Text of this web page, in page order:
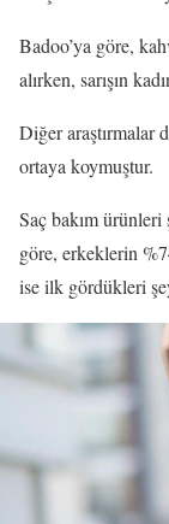
Badoo’ya göre,
alırken, sarışın
Diğer araştırmalar
ortaya koymuştur.
Saç bakım ürünleri
göre, erkeklerin
ise ilk gördükleri